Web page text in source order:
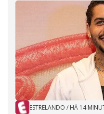
ESTRELANDO / HÁ 14